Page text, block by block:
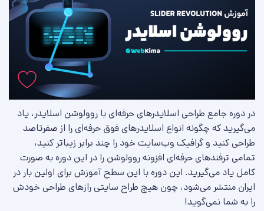
در دوره جامع طراحی اسلایدرهای حرفه‌ای با روولوشن اسلایدر، یاد
می‌گیرید که چگونه انواع اسلایدرهای فوق حرفه‌ای را از صفرتاصد
طراحی کنید و گرافیک وب‌سایت خود را چند برابر زیباتر کنید،
تمامی ترفندهای حرفه‌ای افزونه روولوشن را در این دوره به صورت
کامل یاد می‌گیرید. این دوره با این سطح آموزش برای اولین بار در
ایران منتشر می‌شود، چون هیچ طراح سایتی رازهای طراحی خودش
را به شما نمی‌گوید!